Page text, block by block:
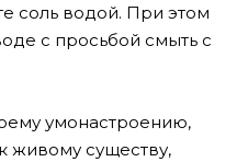
соль водой. При этом
с просьбой смыть с
умонастроению,
живому существу,